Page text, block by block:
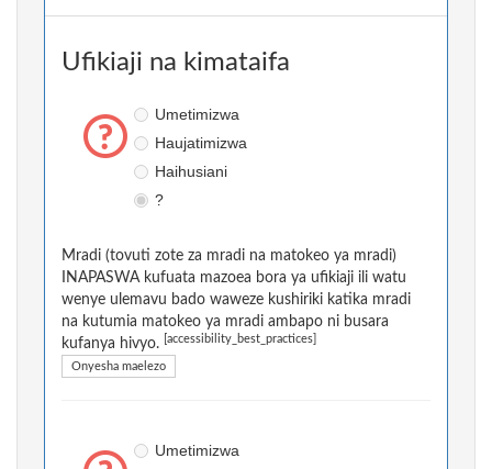
Ufikiaji na kimataifa
Umetimizwa
Haujatimizwa
Haihusiani
?
Mradi (tovuti zote za mradi na matokeo ya mradi)
INAPASWA kufuata mazoea bora ya ufikiaji ili watu
wenye ulemavu bado waweze kushiriki katika mradi
na kutumia matokeo ya mradi ambapo ni busara
kufanya hivyo.
[accessibility_best_practices]
Onyesha maelezo
Umetimizwa